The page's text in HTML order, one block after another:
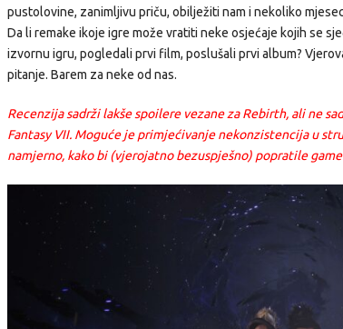
pustolovine, zanimljivu priču, obilježiti nam i nekoliko
Da li remake ikoje igre može vratiti neke osjećaje kojih se
izvornu igru, pogledali prvi film, poslušali prvi album?
pitanje. Barem za neke od nas.
Recenzija sadrži lakše spoilere vezane za Rebirth, ali ne
Fantasy VII. Moguće je primjećivanje nekonzistencija u
namjerno, kako bi (vjerojatno bezuspješno) popratile